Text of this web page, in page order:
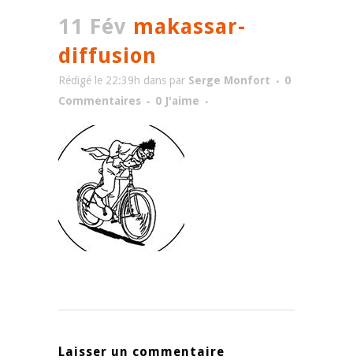
11 Fév makassar-
diffusion
Rédigé le 22:39h dans par Serge Monfort
0
Commentaires
0 J'aime
Laisser un commentaire